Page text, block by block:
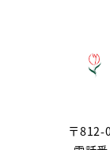
〒812-